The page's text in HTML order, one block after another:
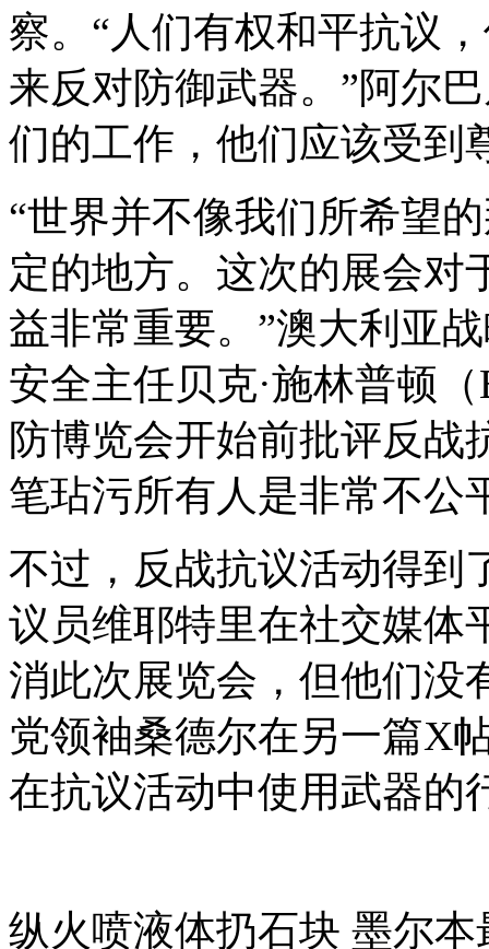
察。“人们有权和平抗议
来反对防御武器。”阿尔
们的工作，他们应该受到
“世界并不像我们所希望
定的地方。这次的展会对
益非常重要。”澳大利亚
安全主任贝克·施林普顿（
防博览会开始前批评反战
笔玷污所有人是非常不公
不过，反战抗议活动得到
议员维耶特里在社交媒体
消此次展览会，但他们没
党领袖桑德尔在另一篇X
在抗议活动中使用武器的
纵火喷液体扔石块 墨尔本